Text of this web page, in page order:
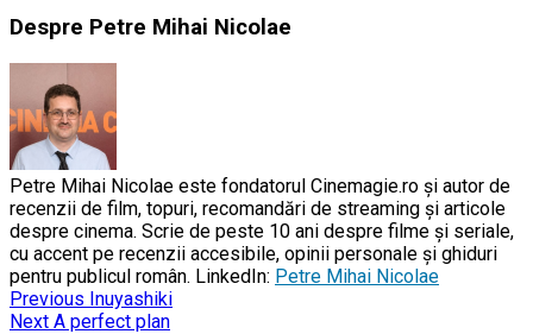
Despre Petre Mihai Nicolae
Petre Mihai Nicolae este fondatorul Cinemagie.ro și autor de
recenzii de film, topuri, recomandări de streaming și articole
despre cinema. Scrie de peste 10 ani despre filme și seriale,
cu accent pe recenzii accesibile, opinii personale și ghiduri
pentru publicul român. LinkedIn: Petre Mihai Nicolae
Previous Inuyashiki
Next A perfect plan